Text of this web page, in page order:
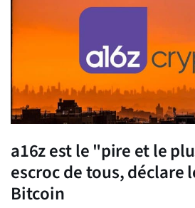
a16z est le "pire et le
escroc de tous, déclare
Bitcoin